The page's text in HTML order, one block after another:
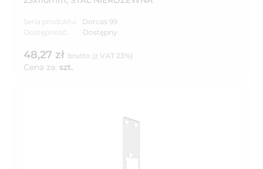
Seria produktu:
Dorcas 99
Dostępność:
Dostępny
48,27 zł brutto (z VAT 23%)
Cena za: szt.